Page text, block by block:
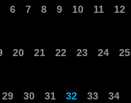
6 7 8 9 10 11 12
20 21 22 23 24 25
29 30 31 32 33 34